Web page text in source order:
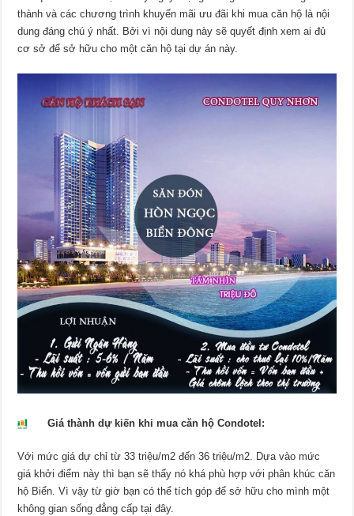
thành và các chương trình khuyến mãi ưu đãi khi mua căn hộ là nội
dung đáng chú ý nhất. Bởi vì nội dung này sẽ quyết định xem ai đủ
cơ sở để sở hữu cho một căn hộ tại dự án này.
Giá thành dự kiến khi mua căn hộ Condotel:
Với mức giá dự chỉ từ 33 triệu/m2 đến 36 triệu/m2. Dựa vào mức
giá khởi điểm này thì bạn sẽ thấy nó khá phù hợp với phân khúc căn
hộ Biển. Vì vậy từ giờ bạn có thể tích góp để sở hữu cho mình một
không gian sống đẳng cấp tại đây.